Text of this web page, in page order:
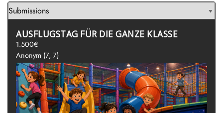
AUSFLUGSTAG FÜR DIE GANZE KLASSE
1.500€
Anonym (7, 7)